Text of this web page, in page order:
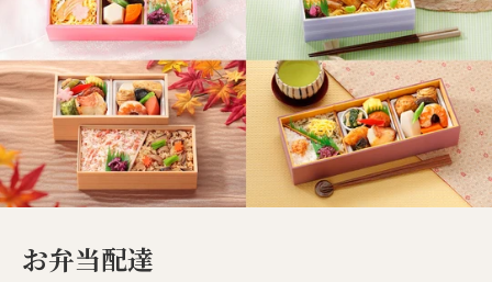
お弁当配達